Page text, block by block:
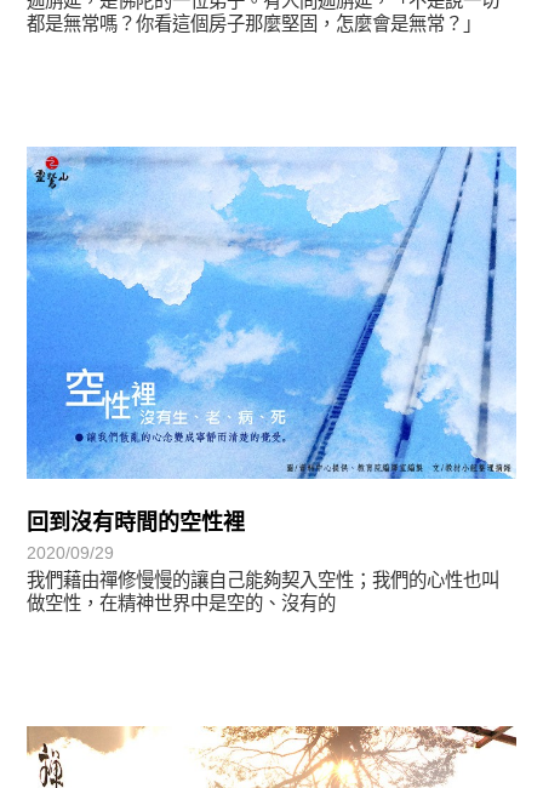
都是無常嗎？你看這個房子那麼堅固，怎麼會是無常？」
回到沒有時間的空性裡
2020/09/29
我們藉由禪修慢慢的讓自己能夠契入空性；我們的心性也叫
做空性，在精神世界中是空的、沒有的
正法眼-般若期
初轉法-阿含期